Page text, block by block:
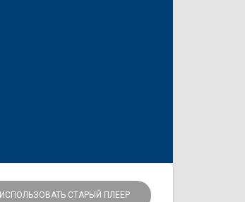
ИСПОЛЬЗОВАТЬ СТАРЫЙ ПЛЕЕР